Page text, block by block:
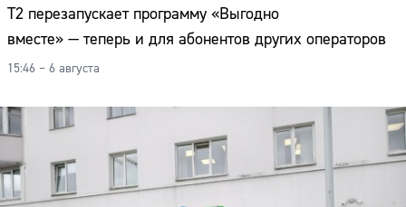
Т2 перезапускает программу «Выгодно
вместе» — теперь и для абонентов других операторов
15:46 – 6 августа